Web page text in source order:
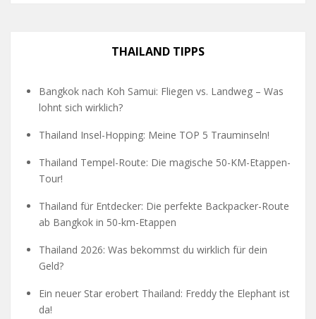
THAILAND TIPPS
Bangkok nach Koh Samui: Fliegen vs. Landweg – Was
lohnt sich wirklich?
Thailand Insel-Hopping: Meine TOP 5 Trauminseln!
Thailand Tempel-Route: Die magische 50-KM-Etappen-
Tour!
Thailand für Entdecker: Die perfekte Backpacker-Route
ab Bangkok in 50-km-Etappen
Thailand 2026: Was bekommst du wirklich für dein
Geld?
Ein neuer Star erobert Thailand: Freddy the Elephant ist
da!